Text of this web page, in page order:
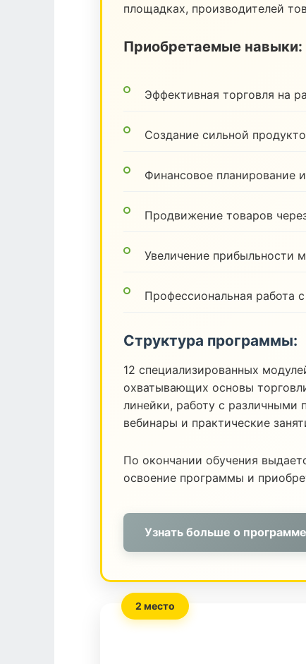
площадках, производителей
Приобретаемые навыки:
Эффективная торговля на
Создание сильной
Финансовое планирование
Продвижение товаров
Увеличение прибыльности
Профессиональная работа
Структура программы:
12 специализированных
охватывающих основы
линейки, работу с различными
вебинары и практические
По окончании обучения
освоение программы и
Узнать больше о
2 место